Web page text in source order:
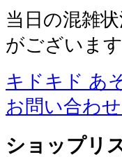
当日の混雑
がございます
キドキド あ
お問い合わ
ショップリ